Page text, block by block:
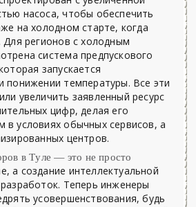
насоса, чтобы обеспечить
на холодном старте, когда
регионов с холодным
система предпускового
запускается
понижении температуры. Все эти
увеличить заявленный ресурс
цифр, делая его
в условиях обычных сервисов, а
центров.
в Туле — это не просто
а создание интеллектуальной
Теперь инженеры
усовершенствования, будь